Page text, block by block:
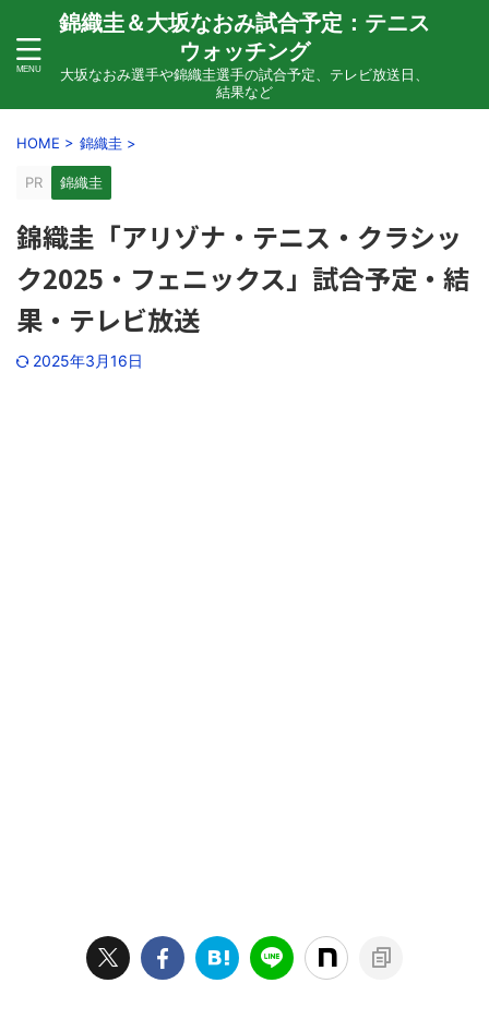
錦織圭＆大坂なおみ試合予定：テニス
ウォッチング
大坂なおみ選手や錦織圭選手の試合予定、テレビ放送日、
結果など
HOME > 錦織圭 >
PR 錦織圭
錦織圭「アリゾナ・テニス・クラシッ
ク2025・フェニックス」試合予定・結
果・テレビ放送
2025年3月16日